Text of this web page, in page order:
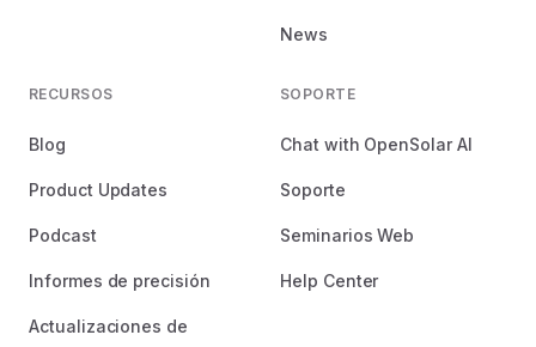
News
RECURSOS
Blog
Product Updates
Podcast
Informes de precisión
Actualizaciones de
SOPORTE
Chat with OpenSolar AI
Soporte
Seminarios Web
Help Center